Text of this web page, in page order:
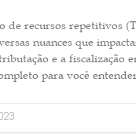
de recursos repetitivos
nuances que
e a fiscalização
para você